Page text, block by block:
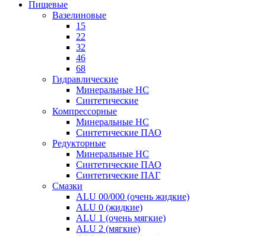
Пищевые
Вазелиновые
15
22
32
46
68
Гидравлические
Минеральные HC
Синтетические
Компрессорные
Минеральные HC
Синтетические ПАО
Редукторные
Минеральные HC
Синтетические ПАО
Синтетические ПАГ
Смазки
ALU 00/000 (очень жидкие)
ALU 0 (жидкие)
ALU 1 (очень мягкие)
ALU 2 (мягкие)